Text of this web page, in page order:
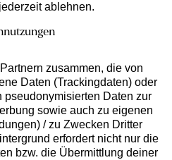
ablehnen.
zusammen, die von
Daten (Trackingdaten) oder
pseudonymisierten Daten zur
sowie auch zu eigenen
/ zu Zwecken Dritter
erfordert nicht nur die
bzw. die Übermittlung deiner